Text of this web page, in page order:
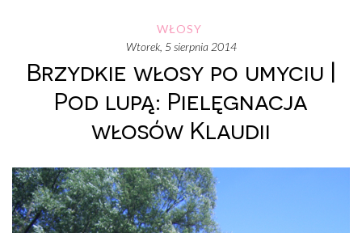
WŁOSY
wtorek, 5 sierpnia 2014
Brzydkie włosy po umyciu |
Pod lupą: Pielęgnacja
włosów Klaudii